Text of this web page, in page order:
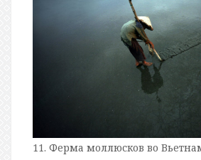
11. Ферма моллюсков во